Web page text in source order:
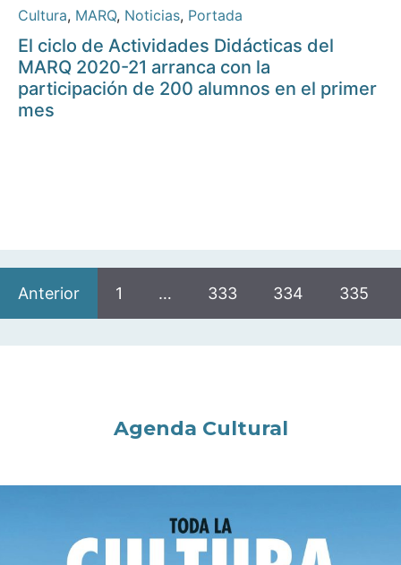
Cultura, MARQ, Noticias, Portada
El ciclo de Actividades Didácticas del
MARQ 2020-21 arranca con la
participación de 200 alumnos en el primer
mes
Anterior 1 … 333 334 335
Agenda Cultural